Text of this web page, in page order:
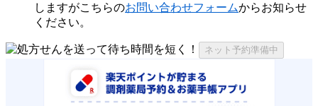
しますがこちらのお問い合わせフォームからお知らせ
ください。
ネット予約準備中